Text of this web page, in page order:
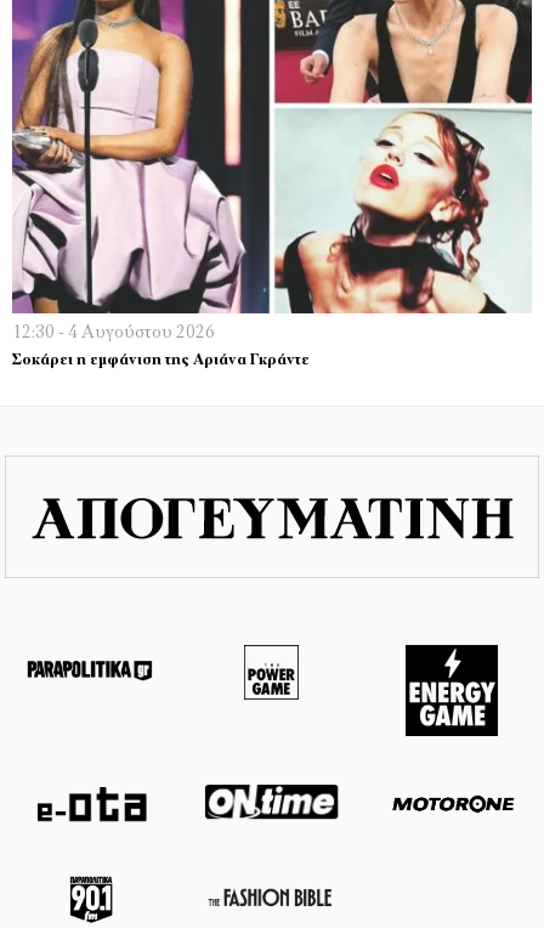
12:30 - 4 Αυγούστου 2026
Σοκάρει η εμφάνιση της Αριάνα Γκράντε